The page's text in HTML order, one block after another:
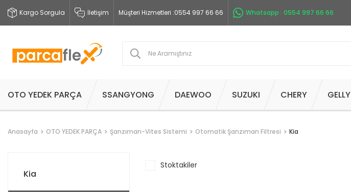
Kargo Sorgula İletişim Müşteri Hizmetleri :0554 997 66 66 Whatsapp : 0554 997 66 66
OTO YEDEK PARÇA SSANGYONG DAEWOO SUZUKI CHERY GELLY
Anasayfa OTO YEDEK PARÇA Şanzıman-Vites Sistemi Otomatik Şanzıman Filtresi Kia
Kia
Stoktakiler